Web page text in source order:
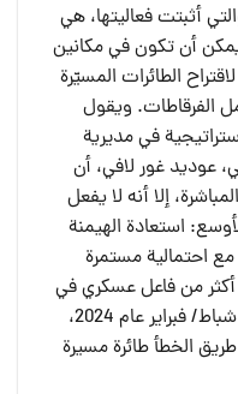
أثبتت فعاليتها، هي
أن تكون في مكانين
الطائرات المسيّرة
الفرقاطات. ويقول
في مديرية
عوديد غور لافي، أن
إلا أنه لا يفعل
استعادة الهيمنة
مع احتمالية مستمرة
من فاعل عسكري في
المنطقة عينها، كما حدث في أواخر شباط/ فبراير عام 2024،
الخطأ طائرة مسيرة